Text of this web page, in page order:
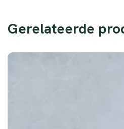
Gerelateerde